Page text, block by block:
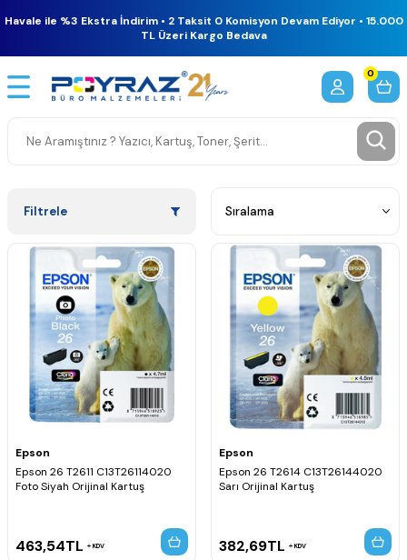
Havale ile %3 Ekstra İndirim • 2 Taksit 0 Komisyon Devam Ediyor • 15.000
TL Üzeri Kargo Bedava
0
Filtrele
Epson
Epson 26 T2611 C13T26114020
Foto Siyah Orijinal Kartuş
463,54TL KDV
Epson
Epson 26 T2614 C13T26144020
Sarı Orijinal Kartuş
382,69TL KDV